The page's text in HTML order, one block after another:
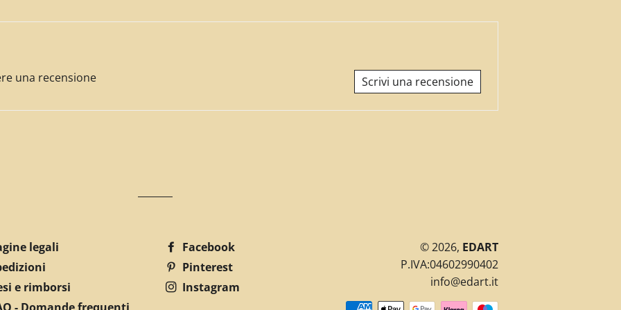
Facebook
Twitter
Pinterest
una recensione Scrivi una recensione
legali
e rimborsi
Facebook
Pinterest
Instagram
© 2026, EDART
P.IVA:04602990402
info@edart.it